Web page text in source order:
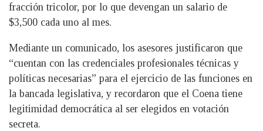
fracción tricolor, por lo que devengan un salario de
$3,500 cada uno al mes.
Mediante un comunicado, los asesores justificaron que
“cuentan con las credenciales profesionales técnicas y
políticas necesarias” para el ejercicio de las funciones en
la bancada legislativa, y recordaron que el Coena tiene
legitimidad democrática al ser elegidos en votación
secreta.